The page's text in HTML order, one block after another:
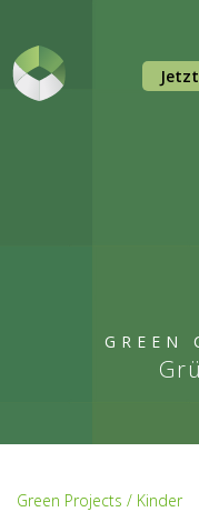
GREEN
Green Projects / Kinder